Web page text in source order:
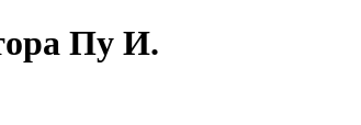
Пу И.